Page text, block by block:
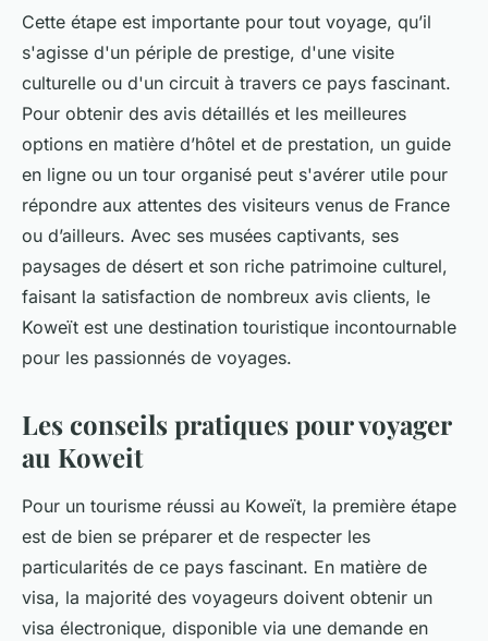
Cette étape est importante pour tout voyage, qu’il
s'agisse d'un périple de prestige, d'une visite
culturelle ou d'un circuit à travers ce pays fascinant.
Pour obtenir des avis détaillés et les meilleures
options en matière d’hôtel et de prestation, un guide
en ligne ou un tour organisé peut s'avérer utile pour
répondre aux attentes des visiteurs venus de France
ou d’ailleurs. Avec ses musées captivants, ses
paysages de désert et son riche patrimoine culturel,
faisant la satisfaction de nombreux avis clients, le
Koweït est une destination touristique incontournable
pour les passionnés de voyages.
Les conseils pratiques pour voyager
au Koweit
Pour un tourisme réussi au Koweït, la première étape
est de bien se préparer et de respecter les
particularités de ce pays fascinant. En matière de
visa, la majorité des voyageurs doivent obtenir un
visa électronique, disponible via une demande en